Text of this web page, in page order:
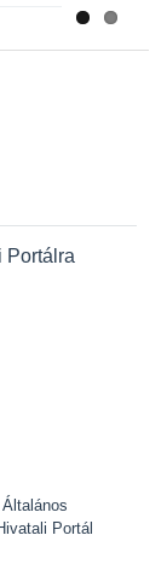
Portálra
Általános
Portál